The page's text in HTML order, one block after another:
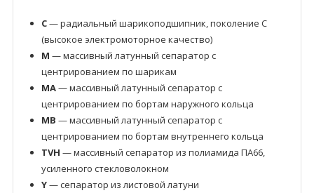
C— радиальный шарикоподшипник, поколение C
(высокое электромоторное качество)
M — массивный латунный сепаратор с
центрированием по шарикам
MA— массивный латунный сепаратор с
центрированием по бортам наружного кольца
MB — массивный латунный сепаратор с
центрированием по бортам внутреннего кольца
TVH — массивный сепаратор из полиамида ПА66,
усиленного стекловолокном
Y— сепаратор из листовой латуни